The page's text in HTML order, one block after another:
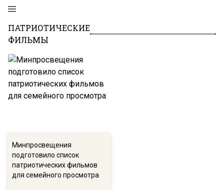
ПАТРИОТИЧЕСКИЕ
ФИЛЬМЫ
Минпросвещения
подготовило список
патриотических фильмов
для семейного просмотра